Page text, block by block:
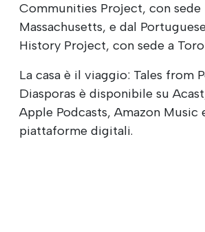
Communities Project, con sede
Massachusetts, e dal
History Project, con sede a
La casa è il viaggio: Tales from
Diasporas è disponibile su
Apple Podcasts, Amazon Music
piattaforme digitali.